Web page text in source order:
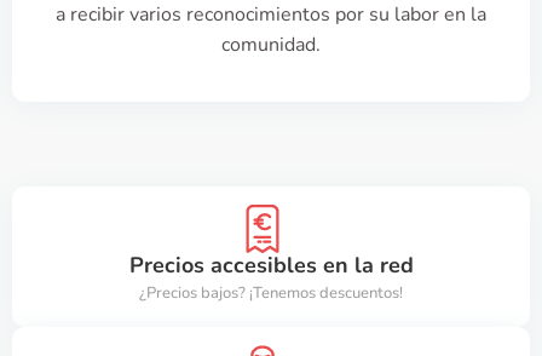
a recibir varios reconocimientos por su labor en la
comunidad.
Precios accesibles en la red
¿Precios bajos? ¡Tenemos descuentos!